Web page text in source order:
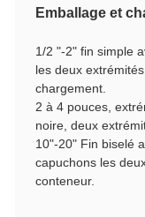
Emballage et
1/2 "-2" fin simple
les deux
chargement.
2 à 4 pouces,
noire, deux
10"-20" Fin biselé
capuchons les
conteneur.